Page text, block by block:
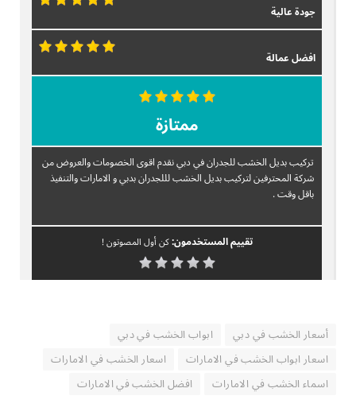
جودة عالية
افضل عمالة
ممتازة
تركيب بديل الخشب للجدران في دبي نقدم اقوى الخصومات والعروض من
شركة المحترفين لتركيب بديل الخشب لللجدران بدبي و الامارات والتنفيذ
باقل وقت .
تقييم المستخدمون:كن أول المصوتون !
أسعار الخشب في دبي
ابواب الخشب في دبي
اسعار ابواب الخشب في الامارات
اسعار الخشب في الامارات
اسماء الخشب في الامارات
افضل الخشب في الامارات